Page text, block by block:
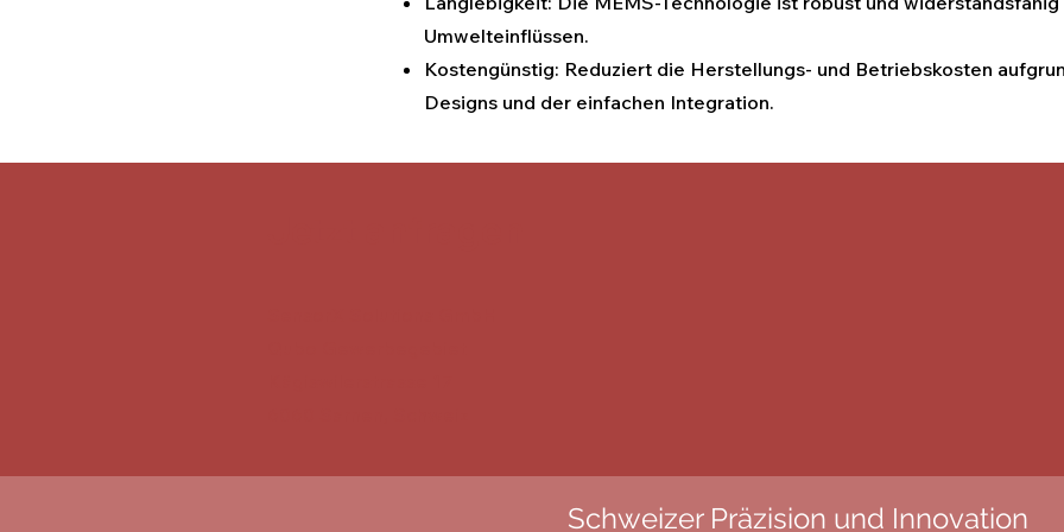
Umwelteinflüssen.
Kostengünstig: Reduziert die Herstellungs- und Betriebskosten
Designs und der einfachen Integration.
Schweizer Präzision und Innovation